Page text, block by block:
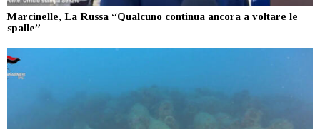
Marcinelle, La Russa “Qualcuno continua ancora a voltare le
spalle”